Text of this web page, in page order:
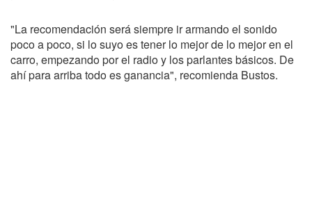
"La recomendación será siempre ir armando el sonido
poco a poco, si lo suyo es tener lo mejor de lo mejor en el
carro, empezando por el radio y los parlantes básicos. De
ahí para arriba todo es ganancia", recomienda Bustos.